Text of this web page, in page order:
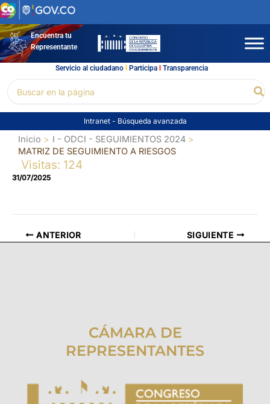
Ir
al
contenidoEncuentra tu
Representante
Servicio al ciudadano l Participal Transparencia
por:
Intranet - Búsqueda avanzada
Inicio
I - ODCI - SEGUIMIENTOS 2024
MATRIZ DE SEGUIMIENTO A RIESGOS
Visitas: 124
31/07/2025
ANTERIOR SIGUIENTE
CÁMARA DE
REPRESENTANTES